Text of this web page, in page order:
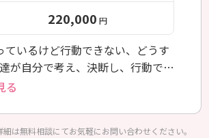
220,000 円
ているけど行動できない、どうす
が自分で考え、決断し、行動でき
る
は無料相談にてお気軽にお問い合わせください。